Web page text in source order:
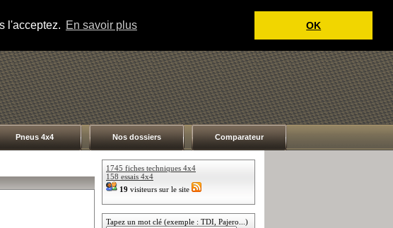
l'acceptez. En savoir plus OK
Pneus 4x4 Nos dossiers Comparateur
1745 fiches techniques 4x4
158 essais 4x4
19 visiteurs sur le site
Tapez un mot clé (exemple : TDI, Pajero...)